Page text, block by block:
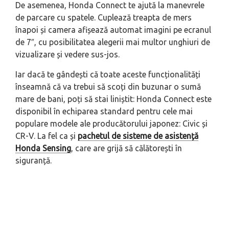
De asemenea, Honda Connect te ajută la manevrele
de parcare cu spatele. Cuplează treapta de mers
înapoi și camera afișează automat imagini pe ecranul
de 7″, cu posibilitatea alegerii mai multor unghiuri de
vizualizare și vedere sus-jos.
Iar dacă te gândești că toate aceste funcționalități
înseamnă că va trebui să scoți din buzunar o sumă
mare de bani, poți să stai liniștit: Honda Connect este
disponibil în echiparea standard pentru cele mai
populare modele ale producătorului japonez: Civic și
CR-V. La fel ca și pachetul de sisteme de asistență
Honda Sensing, care are grijă să călătorești în
siguranță.